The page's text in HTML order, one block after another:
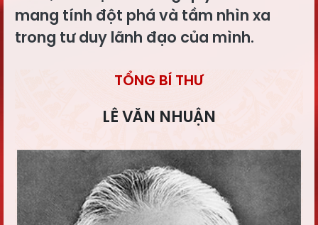
mang tính đột phá và tầm nhìn xa
trong tư duy lãnh đạo của mình.
TỔNG BÍ THƯ
LÊ VĂN NHUẬN